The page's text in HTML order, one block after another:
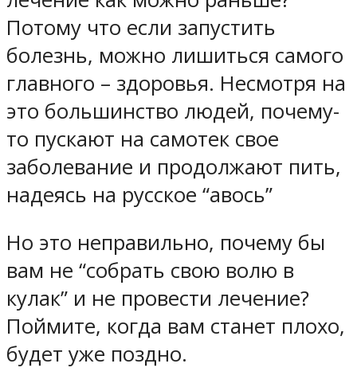
Потому что если запустить
болезнь, можно лишиться самого
главного – здоровья. Несмотря на
это большинство людей, почему-
то пускают на самотек свое
заболевание и продолжают пить,
надеясь на русское “авось”
Но это неправильно, почему бы
вам не “собрать свою волю в
кулак” и не провести лечение?
Поймите, когда вам станет плохо,
будет уже поздно.